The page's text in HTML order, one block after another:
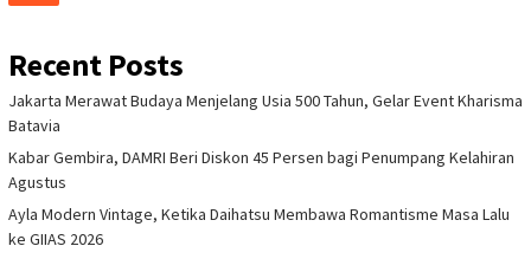
Recent Posts
Jakarta Merawat Budaya Menjelang Usia 500 Tahun, Gelar Event Kharisma
Batavia
Kabar Gembira, DAMRI Beri Diskon 45 Persen bagi Penumpang Kelahiran
Agustus
Ayla Modern Vintage, Ketika Daihatsu Membawa Romantisme Masa Lalu
ke GIIAS 2026